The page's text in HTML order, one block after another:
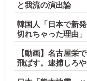
と我流の演出論
韓国人「日本で新
切れちゃった理由」
【動画】名古屋栄
飛ばす。逮捕しろ